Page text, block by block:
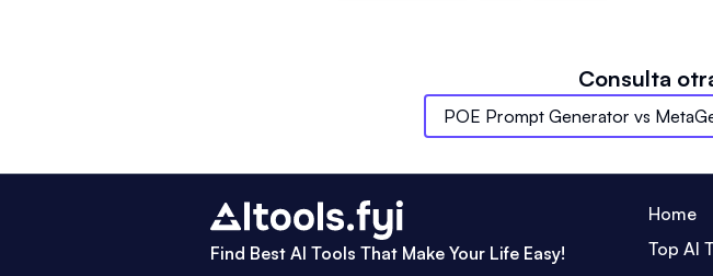
Consulta
POE Prompt Generator vs
Find Best AI Tools That Make Your Life Easy!
Home
Top AI